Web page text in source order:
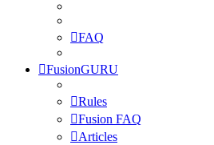
FAQ
FusionGURU
Rules
Fusion FAQ
Articles